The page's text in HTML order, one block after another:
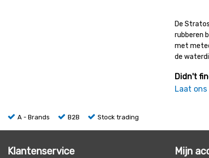
De
rubberen
met
de
Didn't
Laat
A - Brands B2B Stock trading
Klantenservice Mijn